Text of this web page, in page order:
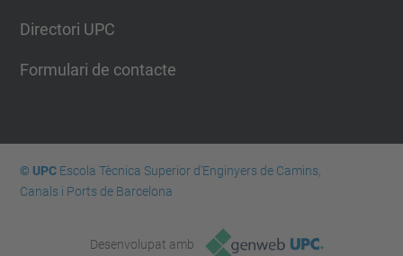
Directori UPC
Formulari de contacte
© UPCEscola Tècnica Superior d'Enginyers de Camins,
Canals i Ports de Barcelona
Desenvolupat amb